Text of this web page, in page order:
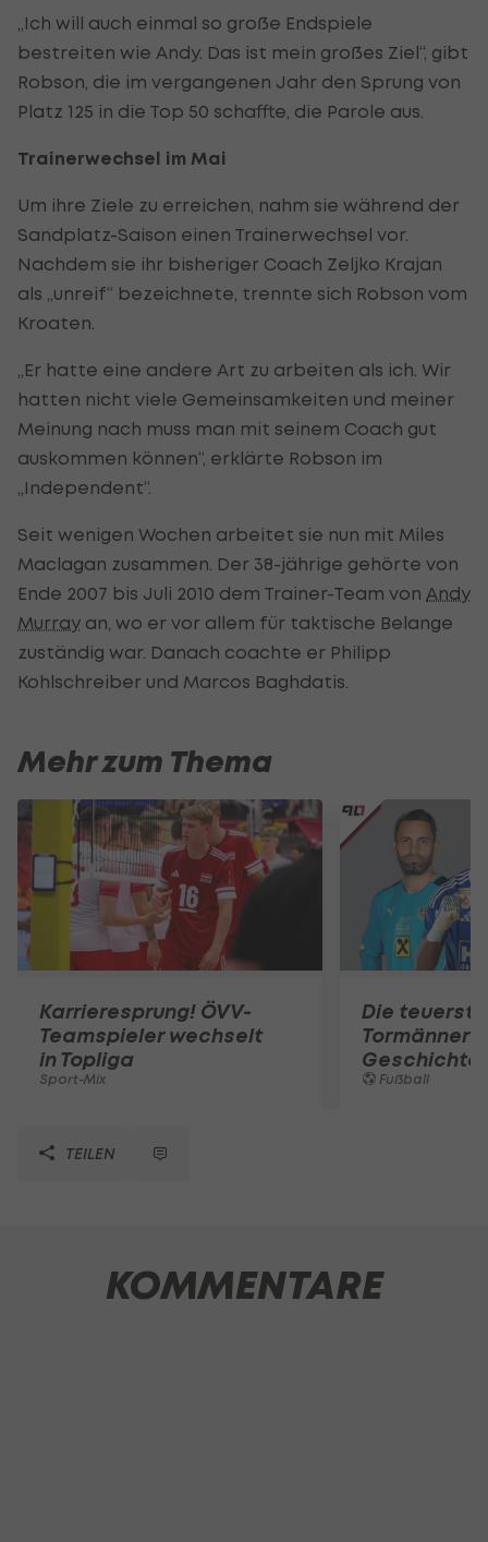
„Ich will auch einmal so große Endspiele
bestreiten wie Andy. Das ist mein großes Ziel“, gibt
Robson, die im vergangenen Jahr den Sprung von
Platz 125 in die Top 50 schaffte, die Parole aus.
Trainerwechsel im Mai
Um ihre Ziele zu erreichen, nahm sie während der
Sandplatz-Saison einen Trainerwechsel vor.
Nachdem sie ihr bisheriger Coach Zeljko Krajan
als „unreif“ bezeichnete, trennte sich Robson vom
Kroaten.
„Er hatte eine andere Art zu arbeiten als ich. Wir
hatten nicht viele Gemeinsamkeiten und meiner
Meinung nach muss man mit seinem Coach gut
auskommen können“, erklärte Robson im
„Independent“.
Seit wenigen Wochen arbeitet sie nun mit Miles
Maclagan zusammen. Der 38-jährige gehörte von
Ende 2007 bis Juli 2010 dem Trainer-Team von Andy
Murray an, wo er vor allem für taktische Belange
zuständig war. Danach coachte er Philipp
Kohlschreiber und Marcos Baghdatis.
Mehr zum Thema
Karrieresprung! ÖVV-
Teamspieler wechselt
in Topliga
Sport-Mix
Die
Tormänner
Geschichte
Fußball
TEILEN
KOMMENTARE